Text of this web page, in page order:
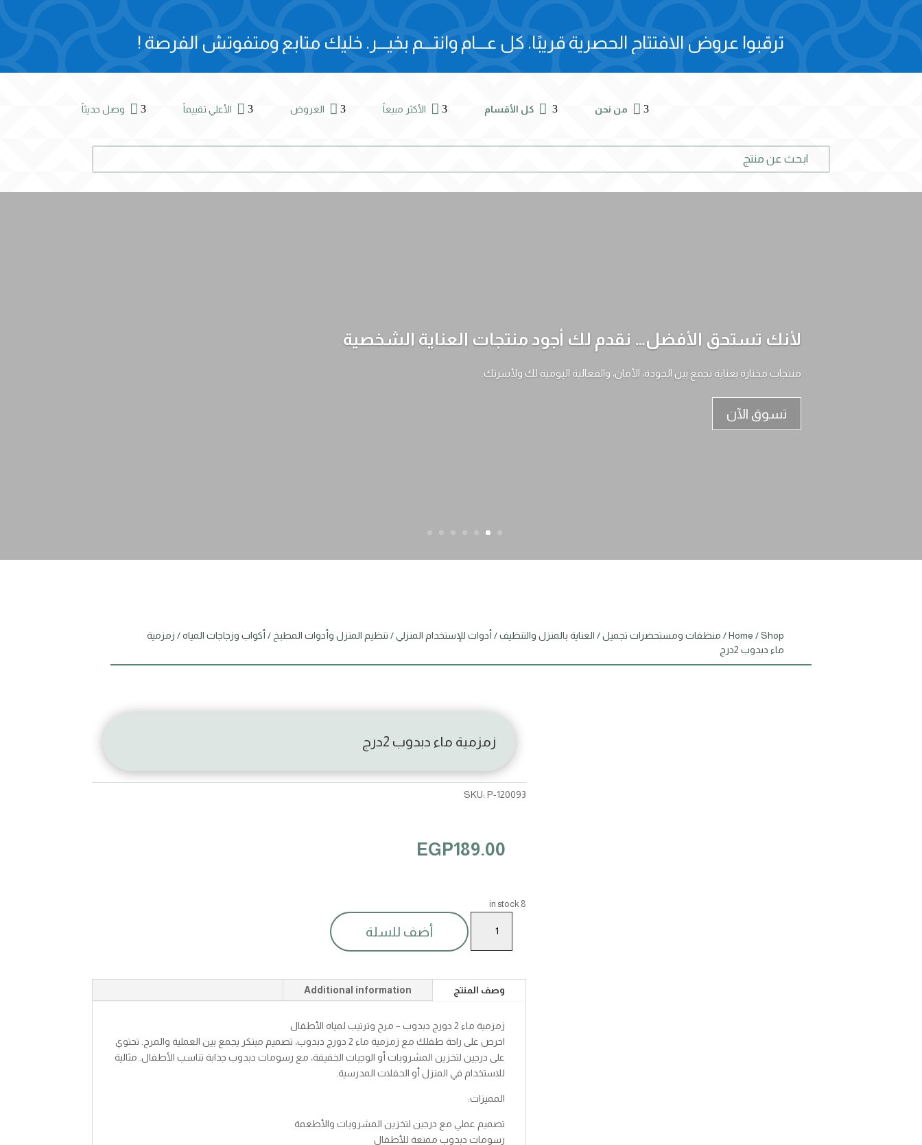
ترقبوا عروض الافتتاح الحصرية قريبًا. كل عـــام وانتـــم بخيـــر. خليك متابع ومتفوتش الفرصة !
3
 من نحن 3
 كل الأقسام 3
 الأكثر مبيعاً 3
 العروض 3
 الأعلي تقييماً 3
 وصل حديثاً
لأنك تستحق الأفضل… نقدم لك أجود منتجات العناية الشخصية
منتجات مختارة بعناية تجمع بين الجودة، الأمان، والفعالية اليومية لك ولأسرتك.
تسوق الآن
Home /Shop
/ منظفات ومستحضرات تجميل/ العناية بالمنزل والتنظيف/ أدوات للإستخدام المنزلي/ تنظيم المنزل وأدوات المطبخ / أكواب وزجاجات المياه/ زمزمية
ماء دبدوب 2درج
زمزمية ماء دبدوب 2درج
SKU: P-120093
EGP189.00
8 in stock
أضف للسلة
وصف المنتج Additional information
زمزمية ماء 2 دورج دبدوب – مرح وترتيب لمياه الأطفال
احرص على راحة طفلك مع زمزمية ماء 2 دورج دبدوب، تصميم مبتكر يجمع بين العملية والمرح. تحتوي
على درجين لتخزين المشروبات أو الوجبات الخفيفة، مع رسومات دبدوب جذابة تناسب الأطفال. مثالية
للاستخدام في المنزل أو الحفلات المدرسية.
المميزات:
تصميم عملي مع درجين لتخزين المشروبات والأطعمة
رسومات دبدوب ممتعة للأطفال